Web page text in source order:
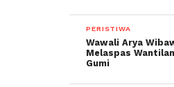
PERISTIWA
Wawali Arya
Melaspas
Gumi